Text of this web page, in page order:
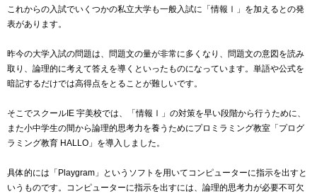
これからの入試でいくつかの私立大学も一般入試に「情報Ⅰ」を加えるとの発
表があります。
昨今の大学入試の問題は、問題文の量が非常に多くなり、問題文の意図を読み
取り、論理的に考えて答えを導くといったものになっています。単語や公式を
暗記するだけでは高得点をとることが難しいです。
そこでスクールIE 宇美校では、「情報Ⅰ」の対策を早い段階から行うために、
また小中学生の間から論理的思考力を養うためにプロミラミング教室「プログ
ラミング教育 HALLO」を導入しました。
具体的には「Playgram」というソフトを用いてコンピューターに指示を出すと
いうものです。コンピューターに指示を出すには、論理的思考力が必要不可欠